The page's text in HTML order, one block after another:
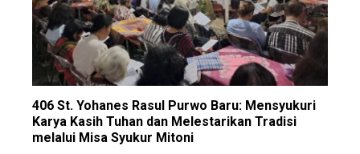
406 St. Yohanes Rasul Purwo Baru: Mensyukuri
Karya Kasih Tuhan dan Melestarikan Tradisi
melalui Misa Syukur Mitoni